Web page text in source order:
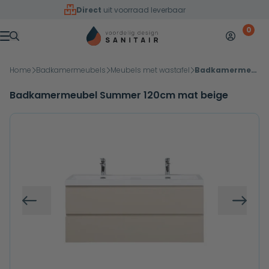
Overslaan naar inhoud
Direct uit voorraad leverbaar
Menu
Mijn 0
Home Badkamermeubels Meubels met wastafel Badkamermeubel Summer 120cm mat beige
Badkamermeubel Summer 120cm mat beige
Vorige